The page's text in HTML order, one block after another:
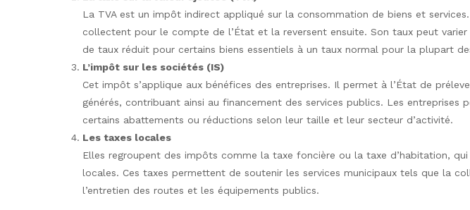
La TVA est un impôt indirect appliqué sur la consommation de biens et
collectent pour le compte de l’État et la reversent ensuite. Son taux peut
de taux réduit pour certains biens essentiels à un taux normal pour la plupart
L’impôt sur les sociétés (IS)
Cet impôt s’applique aux bénéfices des entreprises. Il permet à l’État de
générés, contribuant ainsi au financement des services publics. Les entreprises
certains abattements ou réductions selon leur taille et leur secteur d’activité.
Les taxes locales
Elles regroupent des impôts comme la taxe foncière ou la taxe d’habitation,
locales. Ces taxes permettent de soutenir les services municipaux tels que la
l’entretien des routes et les équipements publics.